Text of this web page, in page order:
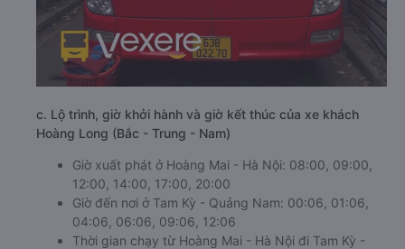
c. Lộ trình, giờ khởi hành và giờ kết thúc của xe khách
Hoàng Long (Bắc - Trung - Nam)
Giờ xuất phát ở Hoàng Mai - Hà Nội: 08:00, 09:00,
12:00, 14:00, 17:00, 20:00
Giờ đến nơi ở Tam Kỳ - Quảng Nam: 00:06, 01:06,
04:06, 06:06, 09:06, 12:06
Thời gian chạy từ Hoàng Mai - Hà Nội đi Tam Kỳ -